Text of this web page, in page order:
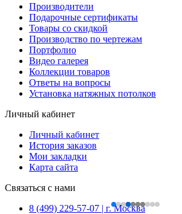
Производители
Подарочные сертификаты
Товары со скидкой
Производство по чертежам
Портфолио
Видео галерея
Коллекции товаров
Ответы на вопросы
Установка натяжных потолков
Личный кабинет
Личный кабинет
История заказов
Мои закладки
Карта сайта
Связаться с нами
8 (499) 229-57-07 | г. Москва